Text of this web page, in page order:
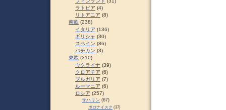
ラトビア (4)
リトアニア (8)
南欧 (238)
イタリア (136)
ギリシャ (30)
スペイン (86)
バチカン (3)
東欧 (310)
ウクライナ (39)
クロアチア (6)
ブルガリア (7)
ルーマニア (6)
ロシア (257)
サハリン (67)
ポロナイスク (37)